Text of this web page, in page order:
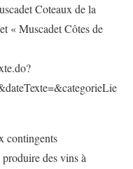
Coteaux de la
« Muscadet Côtes de
contingents
des vins à